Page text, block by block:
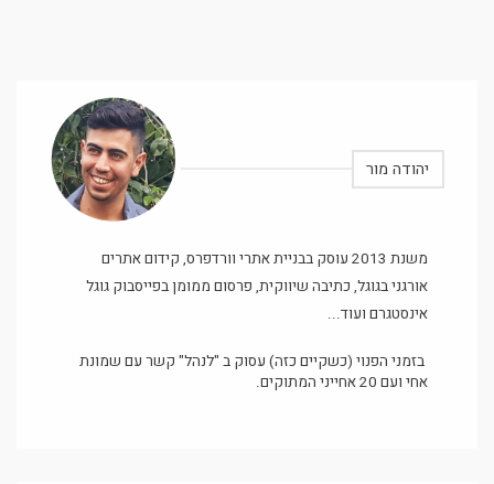
יהודה מור
משנת 2013 עוסק בבניית אתרי וורדפרס, קידום אתרים
אורגני בגוגל, כתיבה שיווקית, פרסום ממומן בפייסבוק גוגל
אינסטגרם ועוד...
בזמני הפנוי (כשקיים כזה) עסוק ב "לנהל" קשר עם שמונת
אחי ועם 20 אחייני המתוקים.